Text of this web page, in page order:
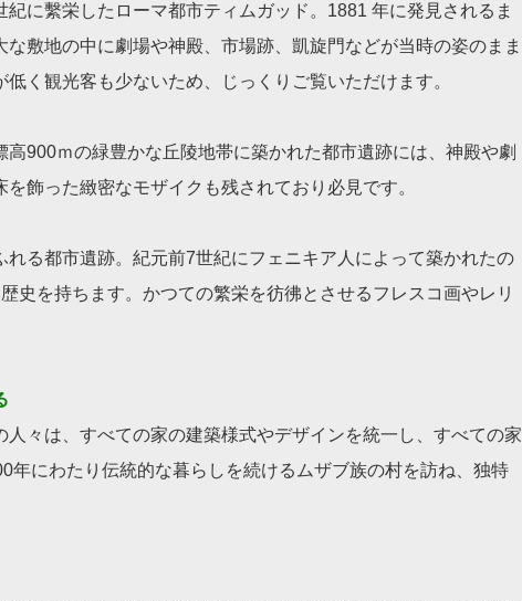
紀に繫栄したローマ都市ティムガッド。1881 年に発見されるま
敷地の中に劇場や神殿、市場跡、凱旋門などが当時の姿のまま
く観光客も少ないため、じっくりご覧いただけます。
高900ｍの緑豊かな丘陵地帯に築かれた都市遺跡には、神殿や劇
飾った緻密なモザイクも残されており必見です。
る都市遺跡。紀元前7世紀にフェニキア人によって築かれたの
史を持ちます。かつての繁栄を彷彿とさせるフレスコ画やレリ
々は、すべての家の建築様式やデザインを統一し、すべての家
年にわたり伝統的な暮らしを続けるムザブ族の村を訪ね、独特